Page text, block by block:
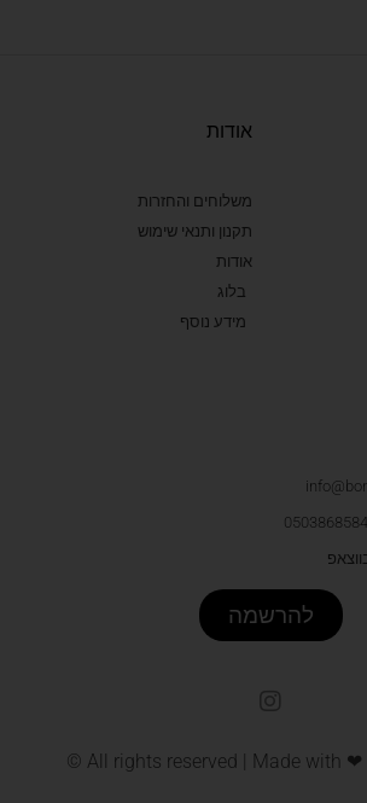
אודות
משלוחים והחזרות
תקנון ותנאי שימוש
אודות
בלוג
מידע נוסף
להרשמה
© All rights reserved | Made with ❤